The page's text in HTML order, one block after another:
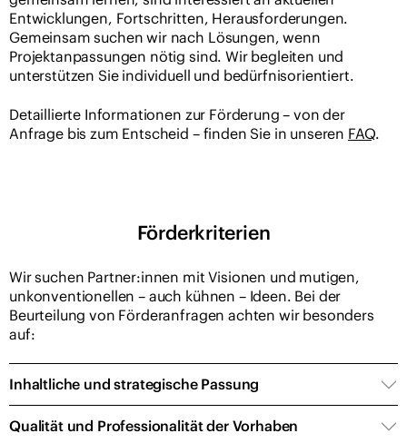
Entwicklungen, Fortschritten, Herausforderungen.
Gemeinsam suchen wir nach Lösungen, wenn
Projektanpassungen nötig sind. Wir begleiten und
unterstützen Sie individuell und bedürfnisorientiert.
Detaillierte Informationen zur Förderung – von der
Anfrage bis zum Entscheid – finden Sie in unseren FAQ.
Förderkriterien
Wir suchen Partner:innen mit Visionen und mutigen,
unkonventionellen – auch kühnen – Ideen. Bei der
Beurteilung von Förderanfragen achten wir besonders
auf:
Inhaltliche und strategische Passung
Qualität und Professionalität der Vorhaben